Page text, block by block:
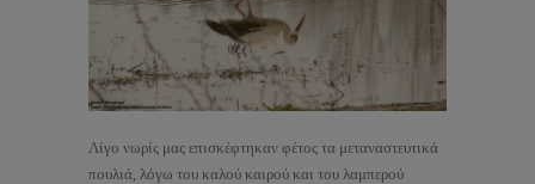
Λίγο νωρίς μας επισκέφτηκαν φέτος τα μεταναστευτικά
πουλιά, λόγω του καλού καιρού και του λαμπερού